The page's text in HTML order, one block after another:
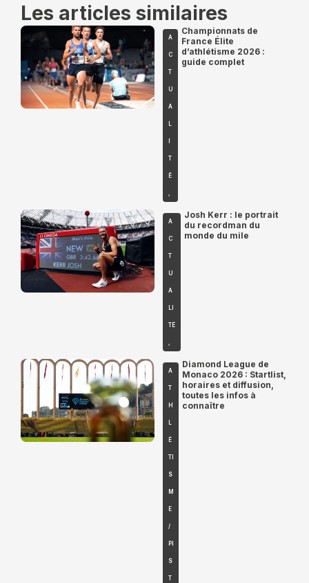
Les articles similaires
A
C
T
U
A
T
É
Championnats de
France Élite
d’athlétisme 2026 :
guide complet
A
C
T
U
A
TÉ
Josh Kerr : le portrait
du recordman du
monde du mile
A
T
H
É
TI
S
M
E
/
PI
S
T
Diamond League de
Monaco 2026 : Startlist,
horaires et diffusion,
toutes les infos à
connaître